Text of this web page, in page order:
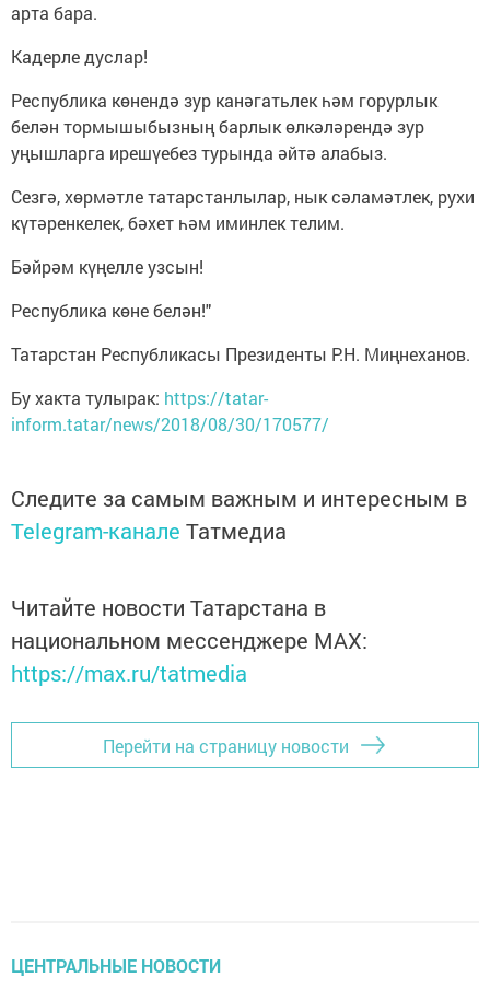
арта бара.
Кадерле дуслар!
Республика көнендә зур канәгатьлек һәм горурлык
белән тормышыбызның барлык өлкәләрендә зур
уңышларга ирешүебез турында әйтә алабыз.
Сезгә, хөрмәтле татарстанлылар, нык сәламәтлек, рухи
күтәренкелек, бәхет һәм иминлек телим.
Бәйрәм күңелле узсын!
Республика көне белән!"
Татарстан Республикасы Президенты Р.Н. Миңнеханов.
Бу хакта тулырак: https://tatar-
inform.tatar/news/2018/08/30/170577/
Следите за самым важным и интересным в
Telegram-канале Татмедиа
Читайте новости Татарстана в
национальном мессенджере MАХ:
https://max.ru/tatmedia
Перейти на страницу новости
ЦЕНТРАЛЬНЫЕ НОВОСТИ